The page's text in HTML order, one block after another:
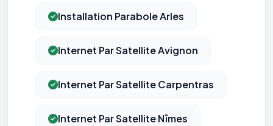
Installation Parabole Arles
Internet Par Satellite Avignon
Internet Par Satellite Carpentras
Internet Par Satellite Nîmes